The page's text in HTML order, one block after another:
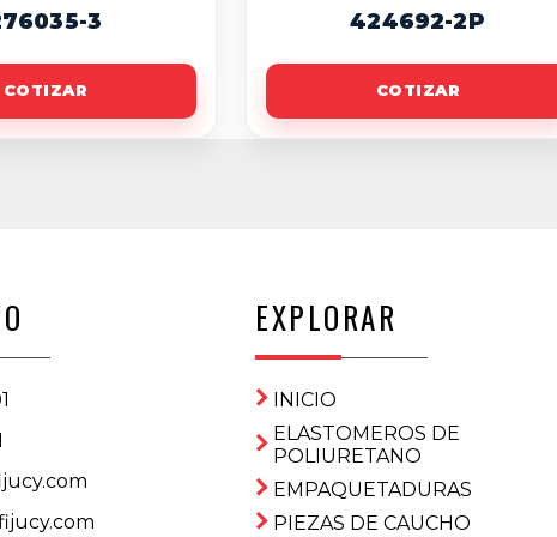
3
COTIZAR
424692-2P
COTIZAR
EXPLORAR
INICIO
ELASTOMEROS DE
POLIURETANO
EMPAQUETADURAS
PIEZAS DE CAUCHO